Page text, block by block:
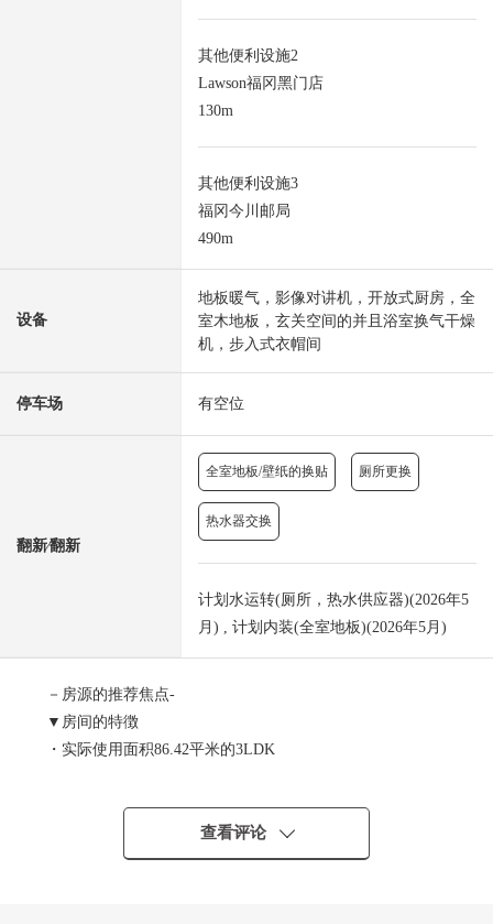
其他便利设施2
Lawson福冈黑门店
130m
其他便利设施3
福冈今川邮局
490m
设备
地板暖气，影像对讲机，开放式厨房，全
室木地板，玄关空间的并且浴室换气干燥
机，步入式衣帽间
停车场 有空位
翻新⁄翻新
全室地板/壁纸的换贴 厕所更换
热水器交换
计划水运转(厕所，热水供应器)(2026年5
月) , 计划内装(全室地板)(2026年5月)
－房源的推荐焦点-
▼房间的特徴
・实际使用面积86.42平米的3LDK
・东，西，北的边角房
・在3面阳台，缅因洗手台有
・风景、阳光、通风良好
查看评论